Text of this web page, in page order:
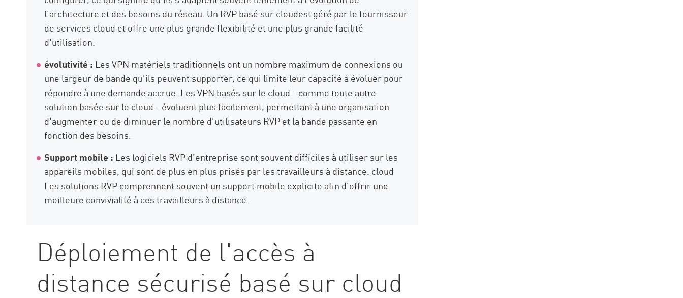
l'architecture et des besoins du réseau. Un RVP basé sur cloudest géré par le fournisseur
de services cloud et offre une plus grande flexibilité et une plus grande facilité
d'utilisation.
évolutivité : Les VPN matériels traditionnels ont un nombre maximum de connexions ou
une largeur de bande qu'ils peuvent supporter, ce qui limite leur capacité à évoluer pour
répondre à une demande accrue. Les VPN basés sur le cloud - comme toute autre
solution basée sur le cloud - évoluent plus facilement, permettant à une organisation
d'augmenter ou de diminuer le nombre d'utilisateurs RVP et la bande passante en
fonction des besoins.
Support mobile : Les logiciels RVP d'entreprise sont souvent difficiles à utiliser sur les
appareils mobiles, qui sont de plus en plus prisés par les travailleurs à distance. cloud
Les solutions RVP comprennent souvent un support mobile explicite afin d'offrir une
meilleure convivialité à ces travailleurs à distance.
Déploiement de l'accès à
distance sécurisé basé sur cloud